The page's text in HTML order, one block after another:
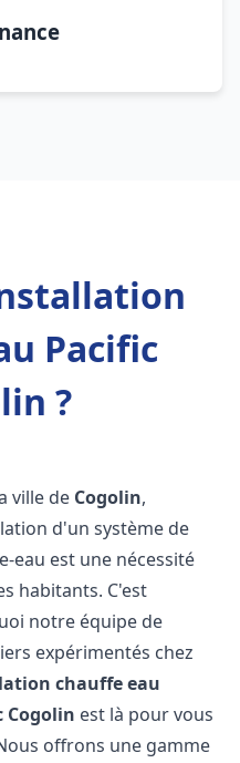
Pacific
?
ville de Cogolin,
d'un système de
eau est une nécessité
habitants. C'est
notre équipe de
expérimentés chez
chauffe eau
Cogolin est là pour vous
offrons une gamme